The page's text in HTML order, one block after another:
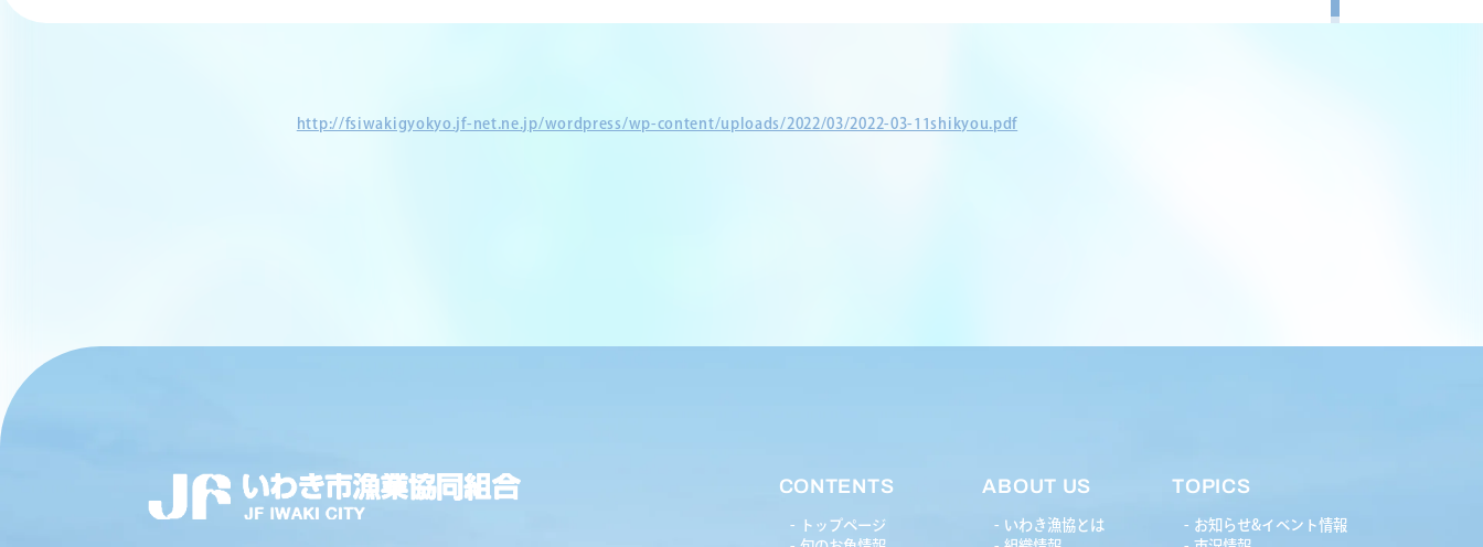
http://fsiwakigyokyo.jf-net.ne.jp/wordpress/wp-content/uploads/2022/03/2022-03-11shikyou.pdf
CONTENTS
トップページ
ABOUT US
いわき漁協とは
TOPICS
お知らせ&イベント情報